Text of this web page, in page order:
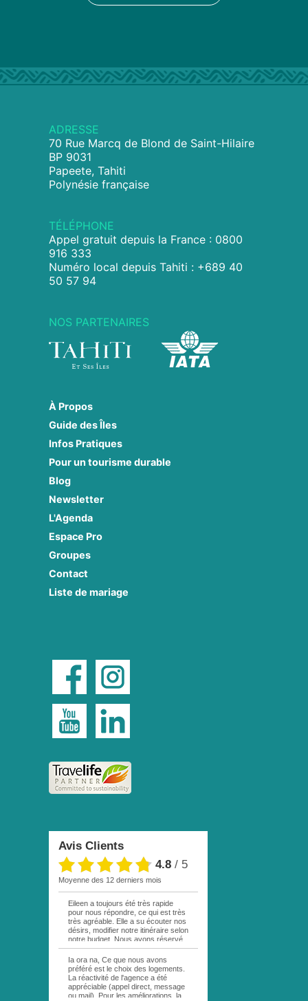
ADRESSE
70 Rue Marcq de Blond de Saint-Hilaire
BP 9031
Papeete, Tahiti
Polynésie française
TÉLÉPHONE
Appel gratuit depuis la France : 0800
916 333
Numéro local depuis Tahiti : +689 40
50 57 94
NOS PARTENAIRES
À Propos
Guide des Îles
Infos Pratiques
Pour un tourisme durable
Blog
Newsletter
L'Agenda
Espace Pro
Groupes
Contact
Liste de mariage
Avis Clients
4.8 / 5
moyenne des 12 derniers mois
Eileen a toujours été très rapide
pour nous répondre, ce qui est très
très agréable. Elle a su écouter nos
désirs, modifier notre itinéraire selon
notre budget. Nous avons réservé
par mail une excursion sur votre
site. La personne responsable étant
en vacances, personne ne nous a
répondu. Au bout d une semaine,
remail de ma part, cette fois à Eileen
. Réponse rapide comme quoi cette
Ia ora na, Ce que nous avons
préféré est le choix des logements.
La réactivité de l'agence a été
appréciable (appel direct, message
ou mail). Pour les améliorations, la